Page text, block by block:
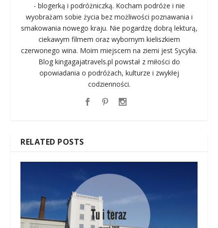
- blogerką i podróżniczką. Kocham podróże i nie
wyobrażam sobie życia bez możliwości poznawania i
smakowania nowego kraju. Nie pogardzę dobrą lekturą,
ciekawym filmem oraz wybornym kieliszkiem
czerwonego wina. Moim miejscem na ziemi jest Sycylia.
Blog kingagajatravels.pl powstał z miłości do
opowiadania o podróżach, kulturze i zwykłej
codzienności.
RELATED POSTS